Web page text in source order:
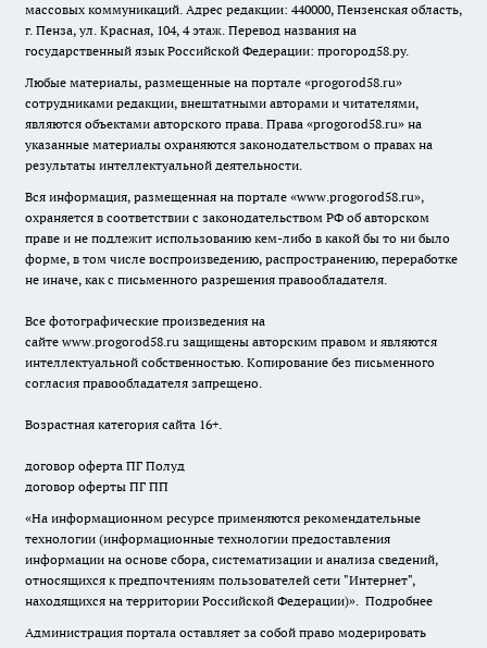
массовых коммуникаций. Адрес редакции: 440000, Пензенская область,
г. Пенза, ул. Красная, 104, 4 этаж. Перевод названия на
государственный язык Российской Федерации: прогород58.ру.
Любые материалы, размещенные на портале «progorod58.ru»
сотрудниками редакции, внештатными авторами и читателями,
являются объектами авторского права. Права «progorod58.ru» на
указанные материалы охраняются законодательством о правах на
результаты интеллектуальной деятельности.
Вся информация, размещенная на портале «www.progorod58.ru»,
охраняется в соответствии с законодательством РФ об авторском
праве и не подлежит использованию кем-либо в какой бы то ни было
форме, в том числе воспроизведению, распространению, переработке
не иначе, как с письменного разрешения правообладателя.
Все фотографические произведения на
сайте www.progorod58.ru защищены авторским правом и являются
интеллектуальной собственностью. Копирование без письменного
согласия правообладателя запрещено.
Возрастная категория сайта 16+.
договор оферта ПГ Полуд
договор оферты ПГ ПП
«На информационном ресурсе применяются рекомендательные
технологии (информационные технологии предоставления
информации на основе сбора, систематизации и анализа сведений,
относящихся к предпочтениям пользователей сети "Интернет",
находящихся на территории Российской Федерации)». Подробнее
Администрация портала оставляет за собой право модерировать